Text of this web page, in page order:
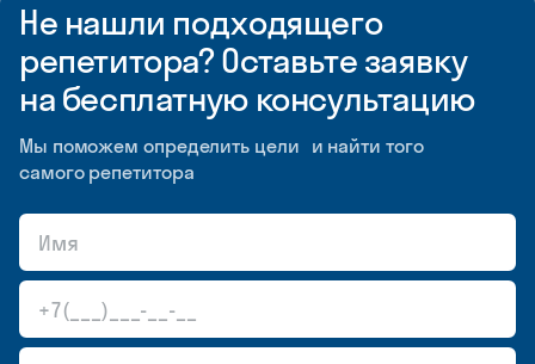
Не нашли подходящего
репетитора? Оставьте заявку
на бесплатную консультацию
Мы поможем определить цели и найти того
самого репетитора